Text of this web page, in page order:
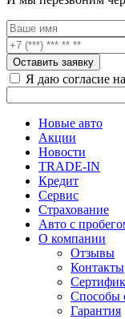
Оставить заявку
Я даю согласие на
Новые авто
Акции
Новости
TRADE-IN
Кредит
Сервис
Страхование
Авто с
О компании
Отзывы
Контакты
Способы
Гарантия